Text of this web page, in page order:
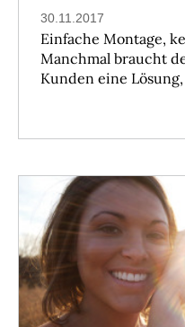
30.11.2017
Einfache Montage,
Manchmal braucht
Kunden eine